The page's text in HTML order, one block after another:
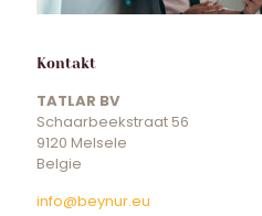
Kontakt
TATLAR BV
Schaarbeekstraat 56
9120 Melsele
Belgie
info@beynur.eu